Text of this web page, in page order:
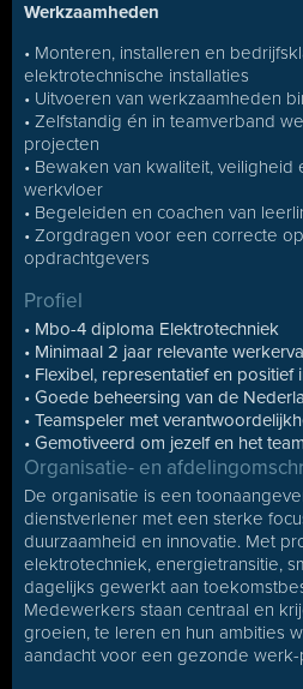
Werkzaamheden
• Monteren, installeren en
elektrotechnische installaties
• Uitvoeren van werkzaamheden
• Zelfstandig én in teamverband
projecten
• Bewaken van kwaliteit,
werkvloer
• Begeleiden en coachen van
• Zorgdragen voor een correcte
opdrachtgevers
Profiel
• Mbo-4 diploma Elektrotechniek
• Minimaal 2 jaar relevante
• Flexibel, representatief en positief
• Goede beheersing van de
• Teamspeler met
• Gemotiveerd om jezelf en het
Organisatie- en
De organisatie is een
dienstverlener met een sterke
duurzaamheid en innovatie. Met
elektrotechniek, energietransitie,
dagelijks gewerkt aan
Medewerkers staan centraal en
groeien, te leren en hun ambities
aandacht voor een gezonde werk-